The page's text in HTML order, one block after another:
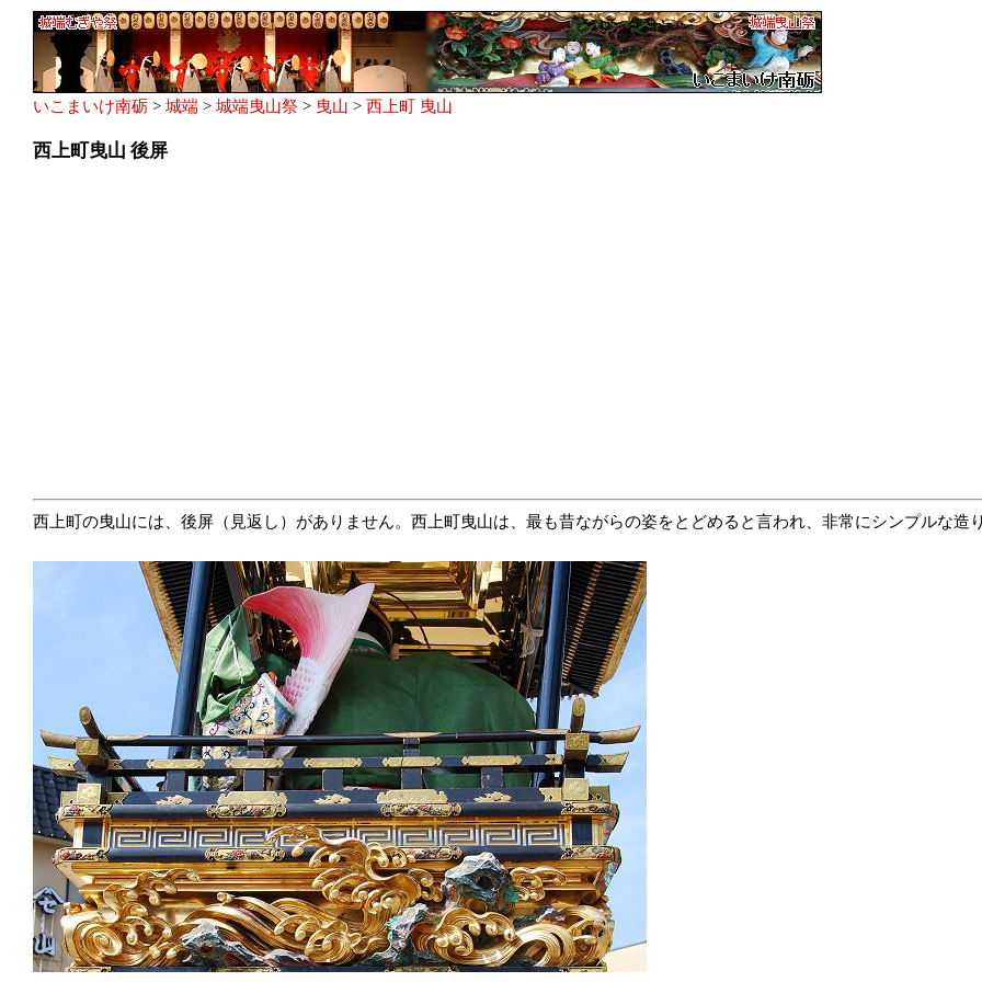
いこまいけ南砺 > 城端 > 城端曳山祭 > 曳山 > 西上町 曳山
西上町曳山 後屏
西上町の曳山には、後屏（見返し）がありません。西上町曳山は、最も昔ながらの姿をとどめると言われ、非常にシンプルな造